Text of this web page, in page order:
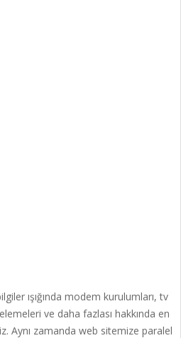
ışığında modem kurulumları, tv
ve daha fazlası hakkında en
Aynı zamanda web sitemize paralel